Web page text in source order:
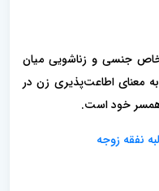
جنسی و زناشویی میان
معنای اطاعت‌پذیری زن در
خود است.
نفقه زوجه